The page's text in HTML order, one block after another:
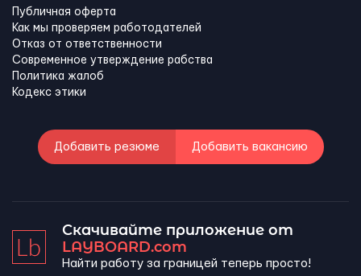
Публичная оферта
Как мы проверяем работодателей
Отказ от ответственности
Современное утверждение рабства
Политика жалоб
Кодекс этики
Добавить резюме Добавить вакансию
Скачивайте приложение от
LAYBOARD.com
Найти работу за границей теперь просто!